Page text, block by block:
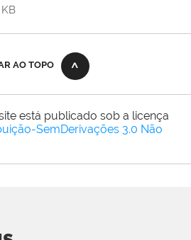
AO TOPO
está publicado sob a licença
SemDerivações 3.0 Não